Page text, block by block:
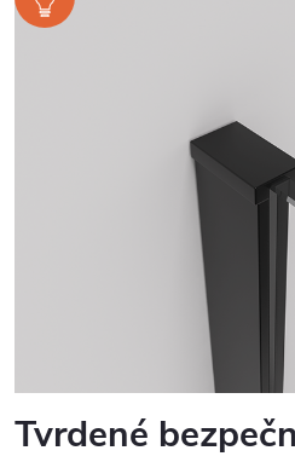
Tvrdené